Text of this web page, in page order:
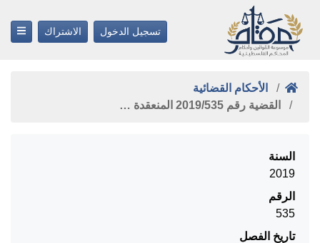
تسجيل الدخول الاشتراك
الأحكام القضائية
القضية رقم ‎535‏/‎2019‏ المنعقدة …
السنة
2019
الرقم
535
تاريخ الفصل